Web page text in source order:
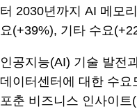
터 2030년까지 AI 메모
요(+39%), 기타 수요
인공지능(AI) 기술 발전
데이터센터에 대한 수
포춘 비즈니스 인사이트